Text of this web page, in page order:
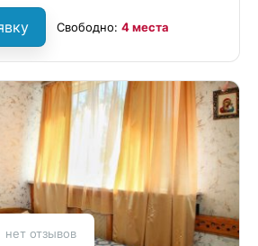
Свободно: 4 места
нет отзывов